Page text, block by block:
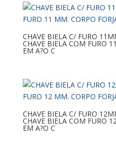
CHAVE BIELA C/ FURO
CHAVE BIELA COM FURO
EM A?O C
CHAVE BIELA C/ FURO
CHAVE BIELA COM FURO
EM A?O C